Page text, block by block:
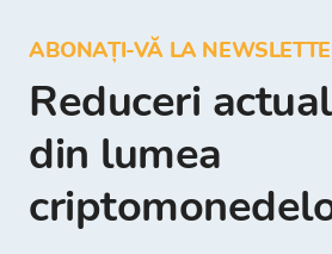
ABONAȚI-VĂ LA
Reduceri
din lumea